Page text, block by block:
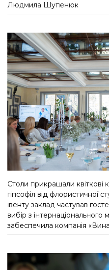
Людмила Шупенюк
Столи прикрашали квіткові
гіпсофіл від флористичної
івенту заклад частував
вибір з
забеспечила компанія «Вина